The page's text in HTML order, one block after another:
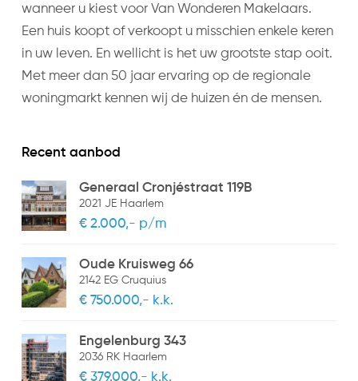
wanneer u kiest voor Van Wonderen Makelaars.
Een huis koopt of verkoopt u misschien enkele keren
in uw leven. En wellicht is het uw grootste stap ooit.
Met meer dan 50 jaar ervaring op de regionale
woningmarkt kennen wij de huizen én de mensen.
Recent aanbod
Generaal Cronjéstraat 119B
2021 JE Haarlem
€ 2.000,- p/m
Oude Kruisweg 66
2142 EG Cruquius
€ 750.000,- k.k.
Engelenburg 343
2036 RK Haarlem
€ 379.000,- k.k.